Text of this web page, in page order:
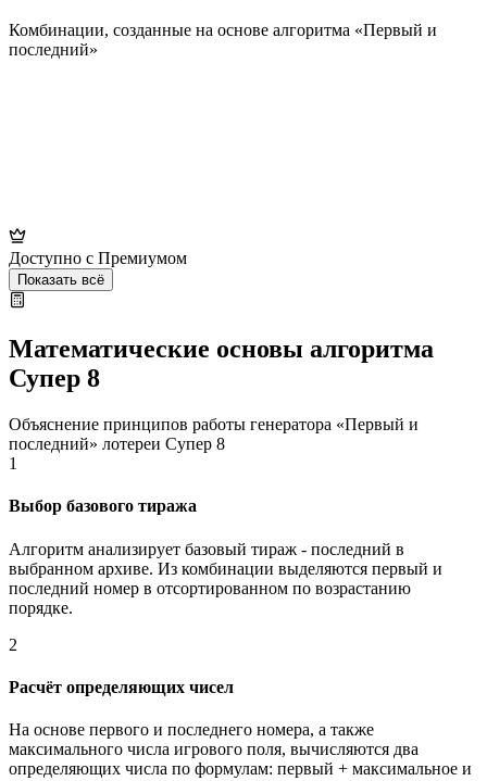
Комбинации, созданные на основе алгоритма «Первый и
последний»
Доступно с Премиумом
Показать всё
Математические основы алгоритма
Супер 8
Объяснение принципов работы генератора «Первый и
последний» лотереи Супер 8
1
Выбор базового тиража
Алгоритм анализирует базовый тираж - последний в
выбранном архиве. Из комбинации выделяются первый и
последний номер в отсортированном по возрастанию
порядке.
2
Расчёт определяющих чисел
На основе первого и последнего номера, а также
максимального числа игрового поля, вычисляются два
определяющих числа по формулам: первый + максимальное и